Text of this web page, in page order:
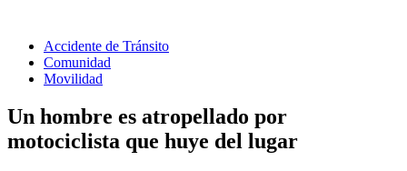
Accidente de Tránsito
Comunidad
Movilidad
Un hombre es atropellado por
motociclista que huye del lugar